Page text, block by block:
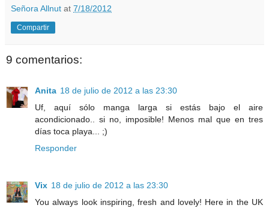
Señora Allnut at 7/18/2012
Compartir
9 comentarios:
Anita 18 de julio de 2012 a las 23:30
Uf, aquí sólo manga larga si estás bajo el aire
acondicionado.. si no, imposible! Menos mal que en tres
días toca playa... ;)
Responder
Vix 18 de julio de 2012 a las 23:30
You always look inspiring, fresh and lovely! Here in the UK